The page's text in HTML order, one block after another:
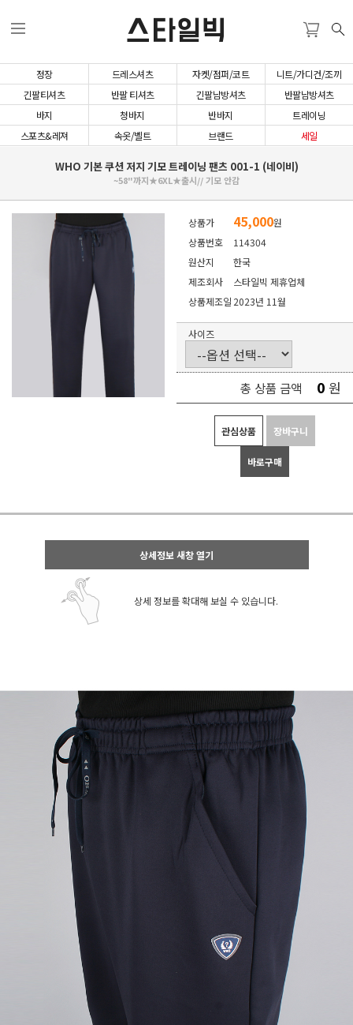
스타일빅
정장 드레스셔츠 자켓/점퍼/코트
니트/가디건/조끼
긴팔티셔츠
반팔 티셔츠 긴팔남방셔츠
반팔남방셔츠
바지
청바지 반바지
트레이닝
스포츠&레져
속옷/벨트 브랜드 세일
WHO 기본 쿠션 저지 기모 트레이닝 팬츠 001-1 (네이비)
~58"까지★6XL★출시// 기모 안감
상품가 45,000원
상품번호
114304
원산지
한국
제조회사
스타일빅 제휴업체
상품제조일 2023년 11월
사이즈
총 상품 금액 0 원
관심상품 장바구니
바로구매
상세정보 새창 열기
상세 정보를 확대해 보실 수 있습니다.